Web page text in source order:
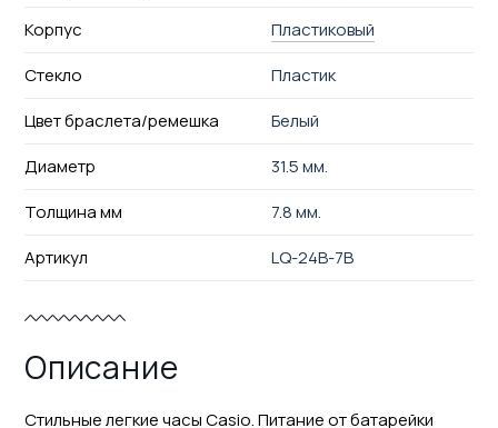
Корпус
Пластиковый
Стекло
Пластик
Цвет браслета/ремешка
Белый
Диаметр
31.5 мм.
Толщина мм
7.8 мм.
Артикул
LQ-24B-7B
Описание
Стильные легкие часы Casio. Питание от батарейки